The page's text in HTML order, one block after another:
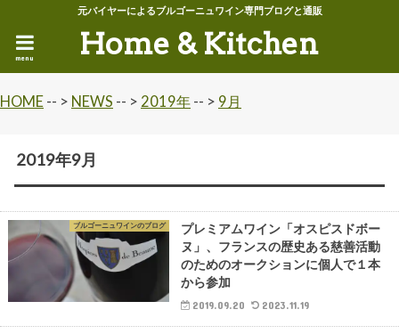
元バイヤーによるブルゴーニュワイン専門ブログと通販
Home & Kitchen
menu
HOME -- > NEWS -- > 2019年 -- > 9月
2019年9月
ブルゴーニュワインのブログ
プレミアムワイン「オスピスドボー
ヌ」、フランスの歴史ある慈善活動
のためのオークションに個人で１本
から参加
2019.09.20 2023.11.19